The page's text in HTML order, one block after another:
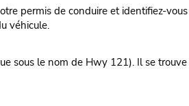
permis de conduire et identifiez-
véhicule.
sous le nom de Hwy 121). Il se